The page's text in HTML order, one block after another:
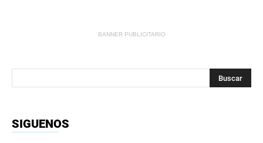
BANNER PUBLICITARIO
SIGUENOS